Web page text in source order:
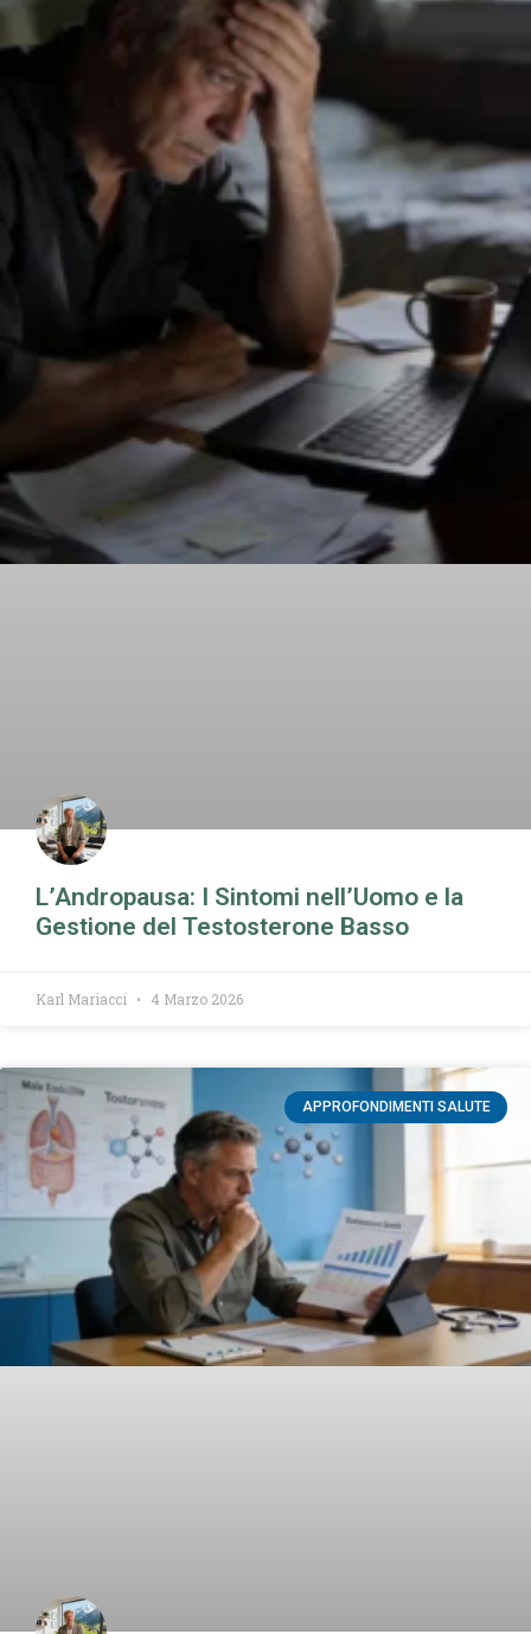
L’Andropausa: I Sintomi nell’Uomo e la
Gestione del Testosterone Basso
Karl Mariacci 4 Marzo 2026
APPROFONDIMENTI SALUTE